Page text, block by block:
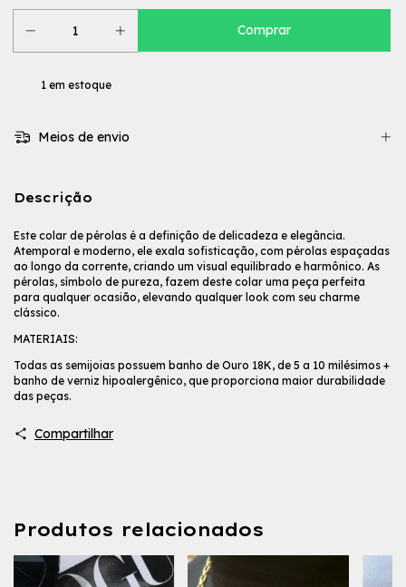
1em estoque
Meios de envio
Descrição
Este colar de pérolas é a definição de delicadeza e elegância.
Atemporal e moderno, ele exala sofisticação, com pérolas espaçadas
ao longo da corrente, criando um visual equilibrado e harmônico. As
pérolas, símbolo de pureza, fazem deste colar uma peça perfeita
para qualquer ocasião, elevando qualquer look com seu charme
clássico.
MATERIAIS:
Todas as semijoias possuem banho de Ouro 18K, de 5 a 10 milésimos +
banho de verniz hipoalergênico, que proporciona maior durabilidade
das peças.
Compartilhar
Produtos relacionados